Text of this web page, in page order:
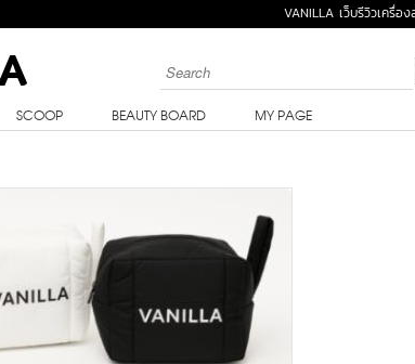
VANILLA เว็บรีวิวเครื่อง
SCOOP BEAUTY BOARD MY PAGE